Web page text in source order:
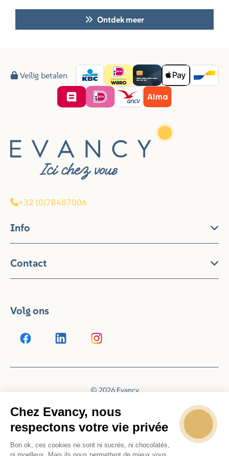
Ontdek meer
Veilig betalen
+32 (0)78487006
Info
Contact
Volg ons
© 2026 Evancy
Chez Evancy, nous
respectons votre vie privée
Bon ok, ces cookies ne sont ni sucrés, ni chocolatés,
ni moelleux. Mais ils nous permettent de mieux vous